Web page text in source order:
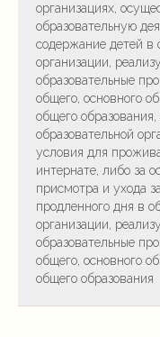
организациях,
образовательную
содержание детей в
организации,
образовательные
общего, основного
общего образования,
образовательной
условия для
интернате, либо за
присмотра и ухода
продленного дня в
организации,
образовательные
общего, основного
общего образования